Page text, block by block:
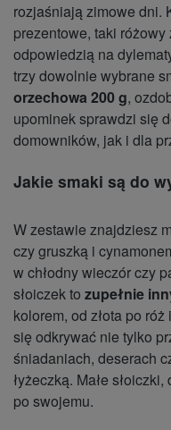
rozjaśniają zimowe dni.
prezentowe, taki
odpowiedzią na
trzy dowolnie wybrane
orzechowa 200 g,
upominek sprawdzi się
domowników, jak i dla
Jakie smaki są do
W zestawie znajdziesz
czy gruszką i
w chłodny wieczór czy
słoiczek to zupełnie
kolorem, od złota po
się odkrywać nie tylko
śniadaniach, deserach
łyżeczką. Małe
po swojemu.